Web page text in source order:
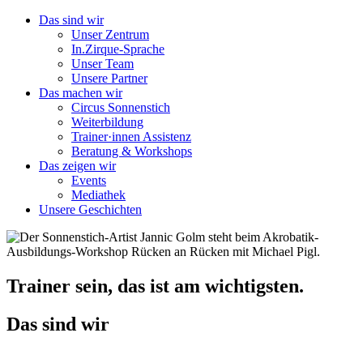
Das sind wir
Unser Zentrum
In.Zirque-Sprache
Unser Team
Unsere Partner
Das machen wir
Circus Sonnenstich
Weiterbildung
Trainer·innen Assistenz
Beratung & Workshops
Das zeigen wir
Events
Mediathek
Unsere Geschichten
Trainer sein, das ist am wichtigsten.
Das sind wir